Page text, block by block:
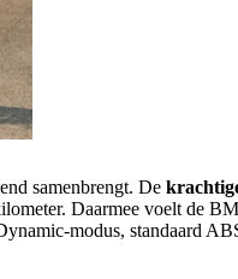
samenbrengt. De
Daarmee voelt de
modus, standaard